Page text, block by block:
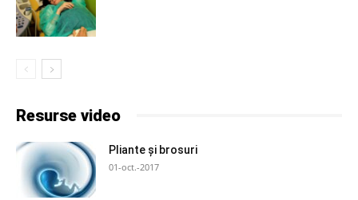
Resurse video
Pliante și brosuri
01-oct.-2017